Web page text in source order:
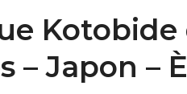
– Japon –